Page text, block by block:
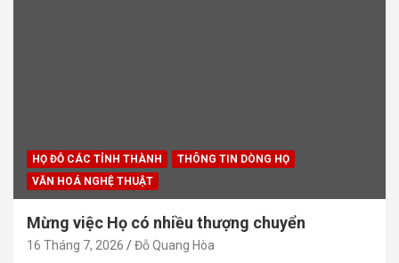
HỌ ĐỖ CÁC TỈNH THÀNH
THÔNG TIN DÒNG HỌ
VĂN HOÁ NGHỆ THUẬT
Mừng việc Họ có nhiều thượng chuyển
16 Tháng 7, 2026 Đỗ Quang Hòa